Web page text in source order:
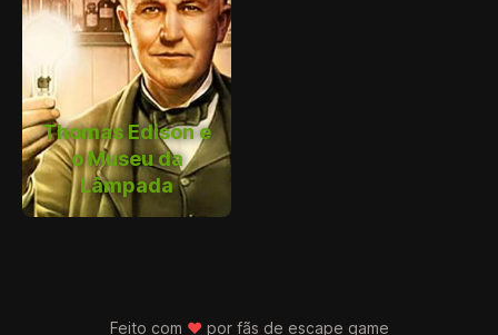
Thomas Edison e
o Museu da
Lâmpada
Feito com ♥por fãs de escape game